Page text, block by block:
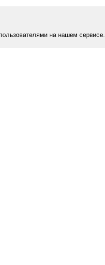
на нашем сервисе.